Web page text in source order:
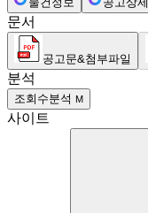
문서
공고문&첨부파일
분석
조회수분석 M
사이트